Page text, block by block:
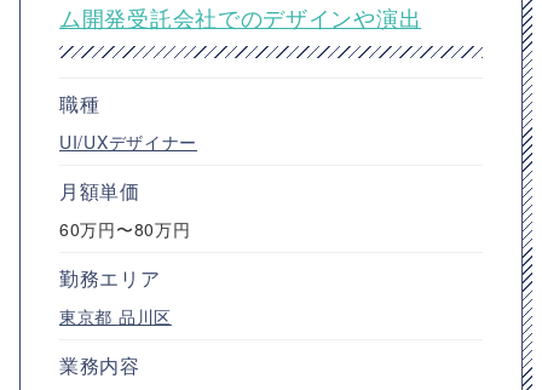
ム開発受託会社でのデザインや演出
職種
UI/UXデザイナー
月額単価
60万円〜80万円
勤務エリア
東京都 品川区
業務内容